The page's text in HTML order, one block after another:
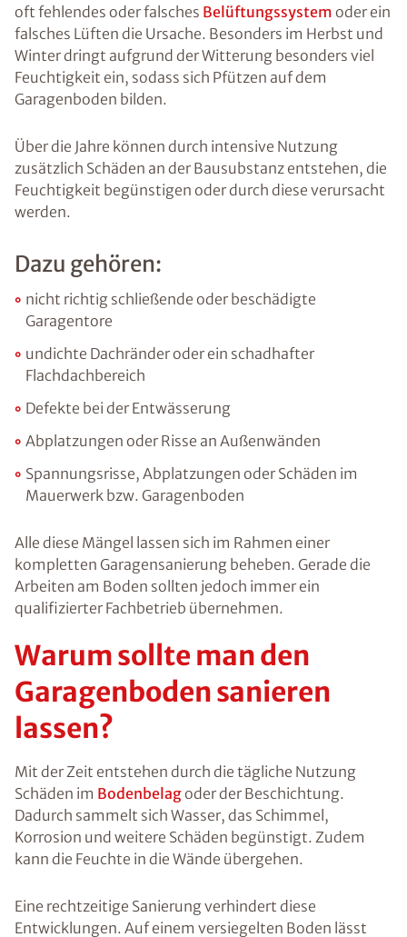
oft fehlendes oder falsches Belüftungssystem oder ein
falsches Lüften die Ursache. Besonders im Herbst und
Winter dringt aufgrund der Witterung besonders viel
Feuchtigkeit ein, sodass sich Pfützen auf dem
Garagenboden bilden.
Über die Jahre können durch intensive Nutzung
zusätzlich Schäden an der Bausubstanz entstehen, die
Feuchtigkeit begünstigen oder durch diese verursacht
werden.
Dazu gehören:
nicht richtig schließende oder beschädigte
Garagentore
undichte Dachränder oder ein schadhafter
Flachdachbereich
Defekte bei der Entwässerung
Abplatzungen oder Risse an Außenwänden
Spannungsrisse, Abplatzungen oder Schäden im
Mauerwerk bzw. Garagenboden
Alle diese Mängel lassen sich im Rahmen einer
kompletten Garagensanierung beheben. Gerade die
Arbeiten am Boden sollten jedoch immer ein
qualifizierter Fachbetrieb übernehmen.
Warum sollte man den
Garagenboden sanieren
lassen?
Mit der Zeit entstehen durch die tägliche Nutzung
Schäden im Bodenbelagoder der Beschichtung.
Dadurch sammelt sich Wasser, das Schimmel,
Korrosion und weitere Schäden begünstigt. Zudem
kann die Feuchte in die Wände übergehen.
Eine rechtzeitige Sanierung verhindert diese
Entwicklungen. Auf einem versiegelten Boden lässt